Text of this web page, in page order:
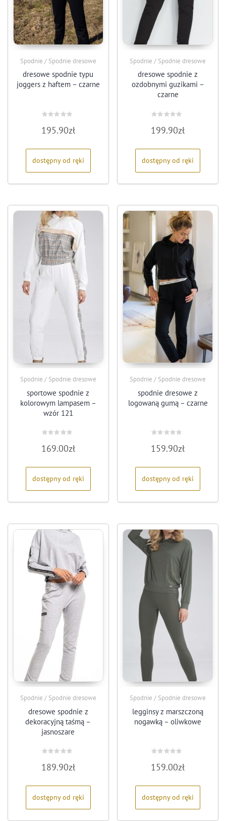
Spodnie / Spodnie dresowe
dresowe spodnie typu
joggers z haftem – czarne
0
na
195.90zł
dostępny od ręki
Spodnie / Spodnie dresowe
dresowe spodnie z
ozdobnymi guzikami –
czarne
0
na
199.90zł
dostępny od ręki
Spodnie / Spodnie dresowe
sportowe spodnie z
kolorowym lampasem –
wzór 121
0169.00zł
dostępny od ręki
Spodnie / Spodnie dresowe
spodnie dresowe z
logowaną gumą – czarne
0
159.90zł
dostępny od ręki
Spodnie / Spodnie dresowe
dresowe spodnie z
dekoracyjną taśmą –
jasnoszare
0189.90zł
dostępny od ręki
Spodnie / Spodnie dresowe
legginsy z marszczoną
nogawką – oliwkowe
0
159.00zł
dostępny od ręki